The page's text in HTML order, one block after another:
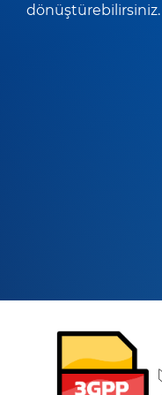
dönüştürebilirsiniz.